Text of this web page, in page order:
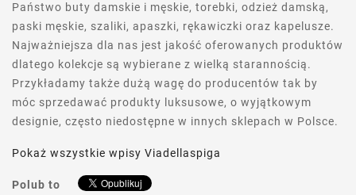
Państwo buty damskie i męskie, torebki, odzież damską,
paski męskie, szaliki, apaszki, rękawiczki oraz kapelusze.
Najważniejsza dla nas jest jakość oferowanych produktów
dlatego kolekcje są wybierane z wielką starannością.
Przykładamy także dużą wagę do producentów tak by
móc sprzedawać produkty luksusowe, o wyjątkowym
designie, często niedostępne w innych sklepach w Polsce.
Pokaż wszystkie wpisy Viadellaspiga
Polub to